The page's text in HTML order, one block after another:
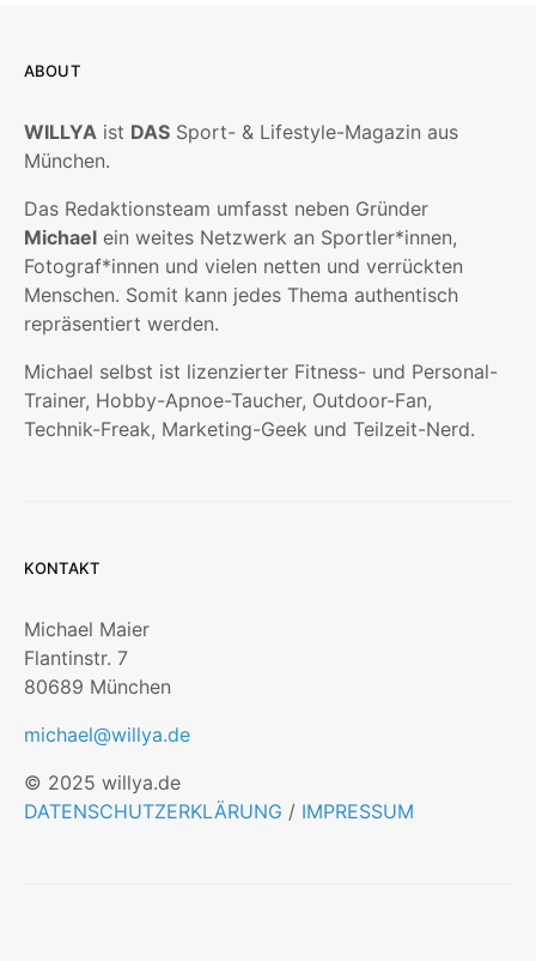
ABOUT
WILLYA ist DAS Sport- & Lifestyle-Magazin aus
München.
Das Redaktionsteam umfasst neben Gründer
Michael ein weites Netzwerk an Sportler*innen,
Fotograf*innen und vielen netten und verrückten
Menschen. Somit kann jedes Thema authentisch
repräsentiert werden.
Michael selbst ist lizenzierter Fitness- und Personal-
Trainer, Hobby-Apnoe-Taucher, Outdoor-Fan,
Technik-Freak, Marketing-Geek und Teilzeit-Nerd.
KONTAKT
Michael Maier
Flantinstr. 7
80689 München
michael@willya.de
© 2025 willya.de
DATENSCHUTZERKLÄRUNG / IMPRESSUM